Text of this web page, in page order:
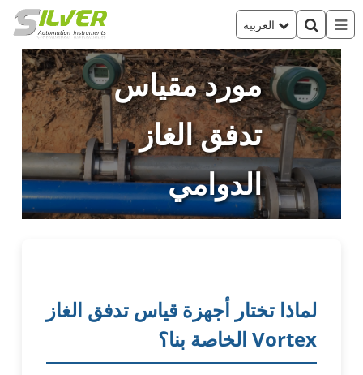
مورد مقياس
تدفق الغاز
الدوامي
لماذا تختار أجهزة قياس تدفق الغاز
Vortex الخاصة بنا؟